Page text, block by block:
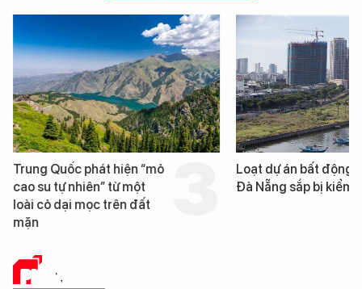
Trung Quốc phát hiện “mỏ
cao su tự nhiên” từ một
loài cỏ dại mọc trên đất
mặn
Loạt dự án bất động
Đà Nẵng sắp bị kiểm
PHÂN TÍCH